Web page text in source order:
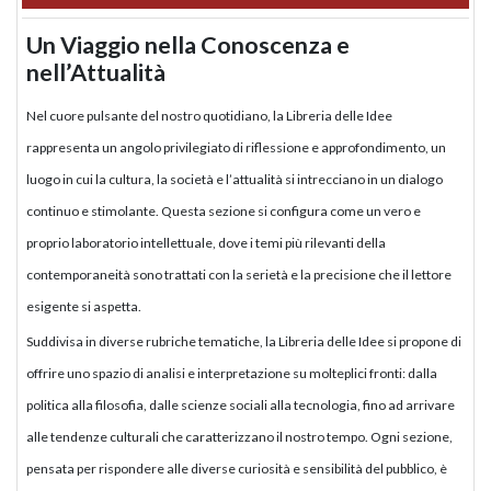
Un Viaggio nella Conoscenza e
nell’Attualità
Nel cuore pulsante del nostro quotidiano, la Libreria delle Idee
rappresenta un angolo privilegiato di riflessione e approfondimento, un
luogo in cui la cultura, la società e l’attualità si intrecciano in un dialogo
continuo e stimolante. Questa sezione si configura come un vero e
proprio laboratorio intellettuale, dove i temi più rilevanti della
contemporaneità sono trattati con la serietà e la precisione che il lettore
esigente si aspetta.
Suddivisa in diverse rubriche tematiche, la Libreria delle Idee si propone di
offrire uno spazio di analisi e interpretazione su molteplici fronti: dalla
politica alla filosofia, dalle scienze sociali alla tecnologia, fino ad arrivare
alle tendenze culturali che caratterizzano il nostro tempo. Ogni sezione,
pensata per rispondere alle diverse curiosità e sensibilità del pubblico, è